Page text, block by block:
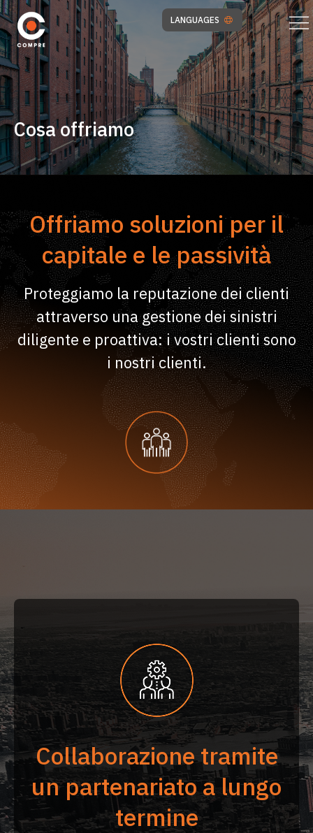
LANGUAGES
Cosa offriamo
Offriamo soluzioni per il
capitale e le passività
Proteggiamo la reputazione dei clienti
attraverso una gestione dei sinistri
diligente e proattiva: i vostri clienti sono
i nostri clienti.
Collaborazione tramite
un partenariato a lungo
termine